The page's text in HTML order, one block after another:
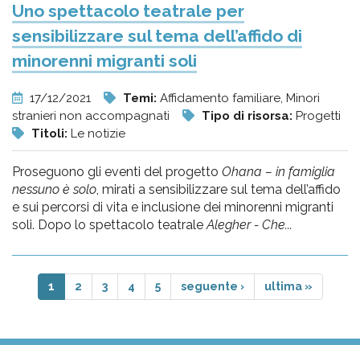
Uno spettacolo teatrale per
sensibilizzare sul tema dell’affido di
minorenni migranti soli
17/12/2021 Temi: Affidamento familiare, Minori
stranieri non accompagnati
Tipo di risorsa: Progetti
Titoli: Le notizie
Proseguono gli eventi del progetto Ohana – in famiglia
nessuno è solo, mirati a sensibilizzare sul tema dell’affido
e sui percorsi di vita e inclusione dei minorenni migranti
soli. Dopo lo spettacolo teatraleAlegher - Che...
1 2 3 4 5 seguente › ultima »